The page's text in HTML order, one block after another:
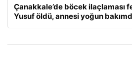
Çanakkale’de böcek ilaçlaması
Yusuf öldü, annesi yoğun